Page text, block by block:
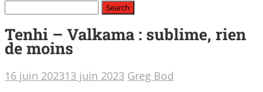
Tenhi – Valkama : sublime, rien
de moins
16 juin 202313 juin 2023 Greg Bod